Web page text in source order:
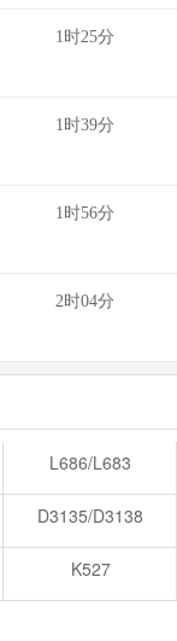
1时25分
1时39分
1时56分
2时04分
L686/L683
D3135/D3138
K527